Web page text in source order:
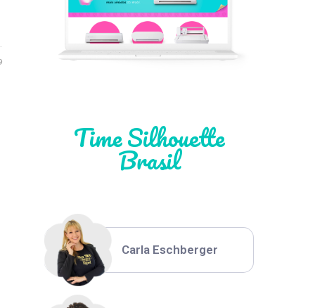
Time Silhouette
Brasil
Léia Pastori
Thiara Ney
Carla Eschberger